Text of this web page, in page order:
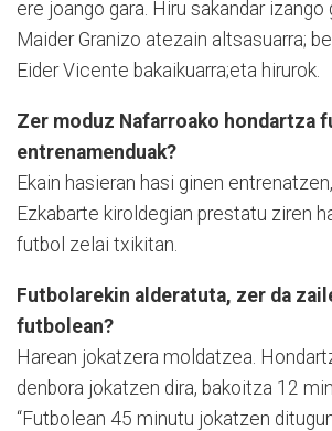
ere joango gara. Hiru sakandar izango
Maider Granizo atezain altsasuarra;
Eider Vicente bakaikuarra;eta hirurok.
Zer moduz Nafarroako hondartza
entrenamenduak?
Ekain hasieran hasi ginen
Ezkabarte kiroldegian prestatu ziren
futbol zelai txikitan.
Futbolarekin alderatuta, zer da
futbolean?
Harean jokatzera moldatzea.
denbora jokatzen dira, bakoitza 12
“Futbolean 45 minutu jokatzen